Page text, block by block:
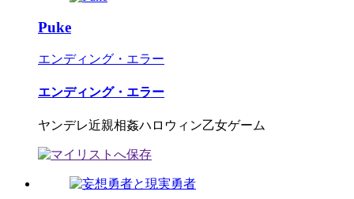
Puke
エンディング・エラー
エンディング・エラー
ヤンデレ近親相姦ハロウィン乙女ゲーム